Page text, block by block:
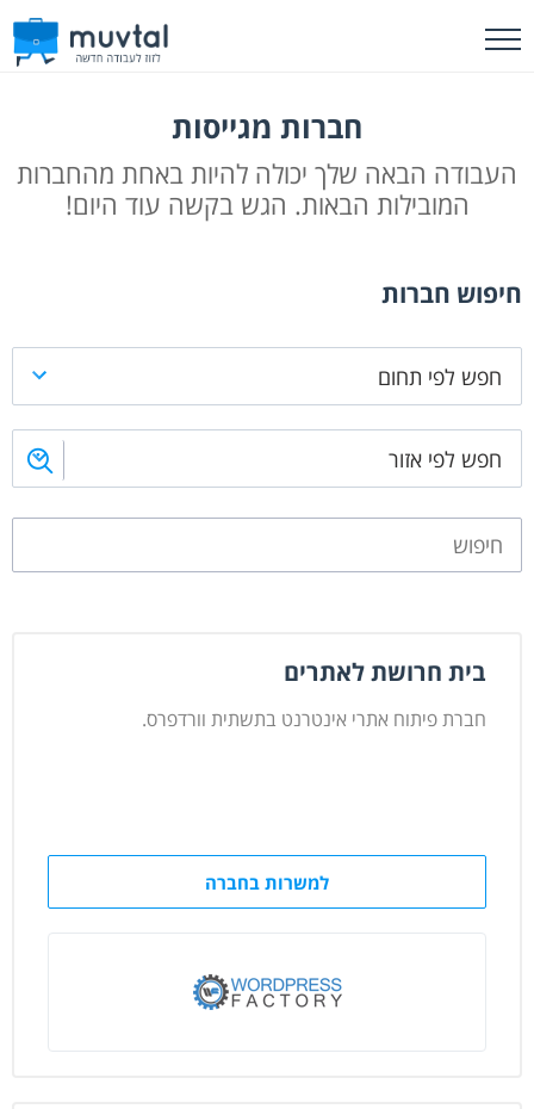
חברות מגייסות
העבודה הבאה שלך יכולה להיות באחת מהחברות
המובילות הבאות. הגש בקשה עוד היום!
חיפוש חברות
בית חרושת לאתרים
חברת פיתוח אתרי אינטרנט בתשתית וורדפרס.
למשרות בחברה